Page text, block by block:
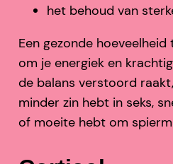
het behoud van
Een gezonde
om je energiek en
de balans verstoord
minder zin hebt in seks,
of moeite hebt om